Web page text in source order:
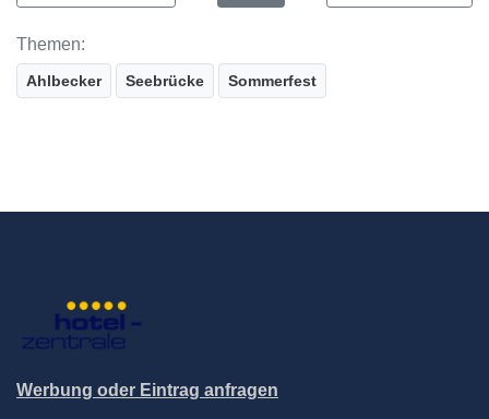
Themen:
Ahlbecker Seebrücke Sommerfest
Werbung oder Eintrag anfragen